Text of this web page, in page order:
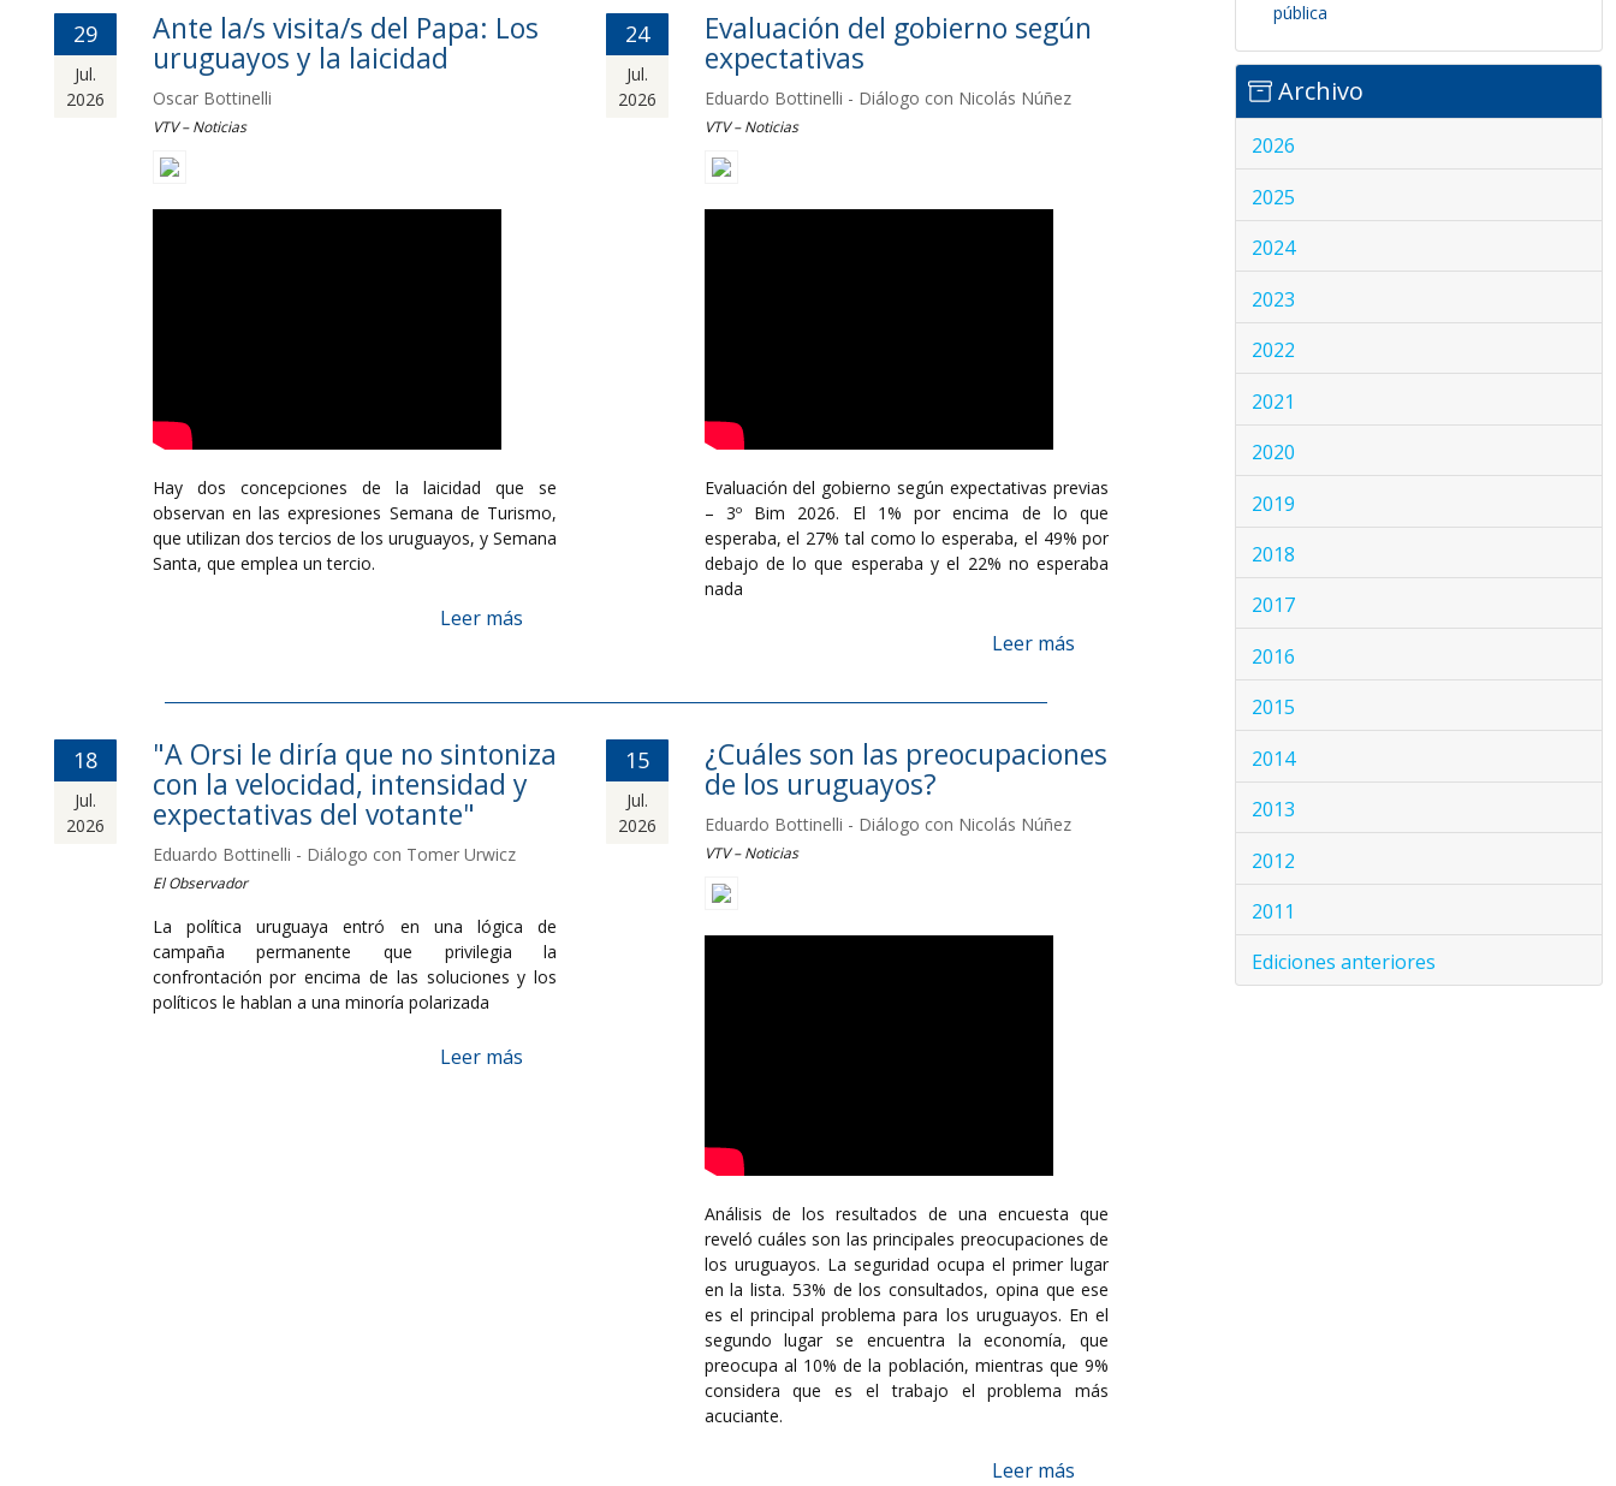
29
Jul.
2026
Ante la/s visita/s del Papa: Los
uruguayos y la laicidad
Oscar Bottinelli
VTV – Noticias
Hay dos concepciones de la laicidad que se
observan en las expresiones Semana de Turismo,
que utilizan dos tercios de los uruguayos, y Semana
Santa, que emplea un tercio.
Leer más
24
Jul.
2026
Evaluación del gobierno según
expectativas
Eduardo Bottinelli - Diálogo con Nicolás Núñez
VTV – Noticias
Evaluación del gobierno según expectativas previas
– 3º Bim 2026. El 1% por encima de lo que
esperaba, el 27% tal como lo esperaba, el 49% por
debajo de lo que esperaba y el 22% no esperaba
nada
Leer más
18
Jul.
2026
"A Orsi le diría que no sintoniza
con la velocidad, intensidad y
expectativas del votante"
Eduardo Bottinelli - Diálogo con Tomer Urwicz
El Observador
La política uruguaya entró en una lógica de
campaña permanente que privilegia la
confrontación por encima de las soluciones y los
políticos le hablan a una minoría polarizada
Leer más
15
Jul.
2026
¿Cuáles son las preocupaciones
de los uruguayos?
Eduardo Bottinelli - Diálogo con Nicolás Núñez
VTV – Noticias
Análisis de los resultados de una encuesta que
reveló cuáles son las principales preocupaciones de
los uruguayos. La seguridad ocupa el primer lugar
en la lista. 53% de los consultados, opina que ese
es el principal problema para los uruguayos. En el
segundo lugar se encuentra la economía, que
preocupa al 10% de la población, mientras que 9%
considera que es el trabajo el problema más
acuciante.
Leer más
pública
Archivo
2026
2025
2024
2023
2022
2021
2020
2019
2018
2017
2016
2015
2014
2013
2012
2011
Ediciones anteriores